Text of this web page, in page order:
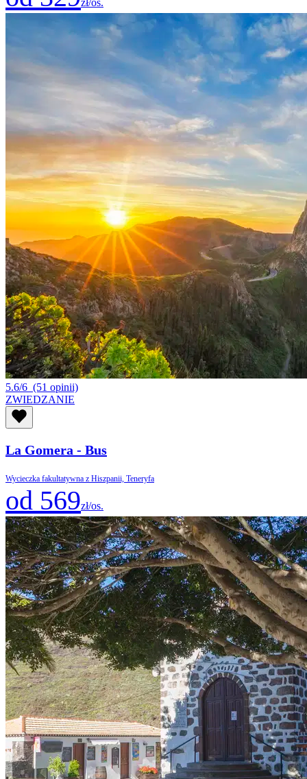
zł/os.
5.6/6 (51 opinii)
ZWIEDZANIE
La Gomera - Bus
Wycieczka fakultatywna z Hiszpanii, Teneryfa
od 569zł/os.